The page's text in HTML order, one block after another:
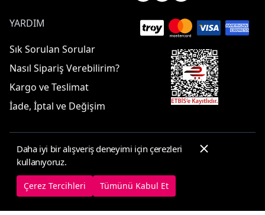
YARDIM
Sık Sorulan Sorular
Nasıl Sipariş Verebilirim?
Kargo ve Teslimat
İade, İptal ve Değişim
© 2025 ElbiseBul -
Çerez Tercihleri Çerez Politikası
Daha iyi bir alışveriş deneyimi için çerezleri
kullanıyoruz.
Çerez Tercihleri Tümünü Kabul Et